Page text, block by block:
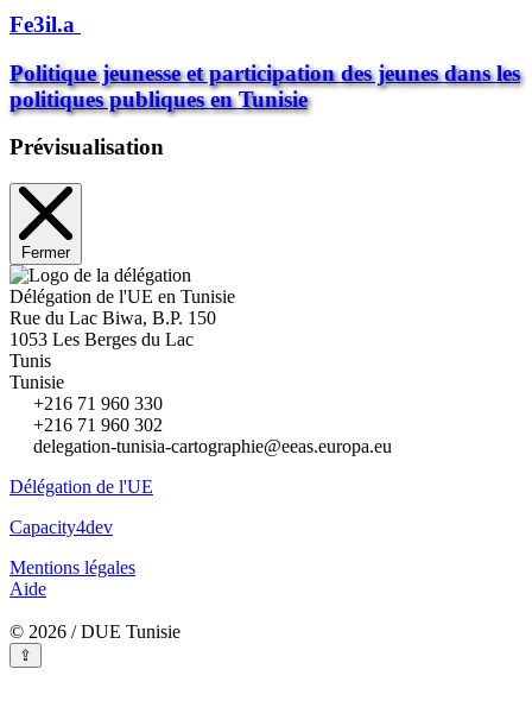
Fe3il.a
Politique jeunesse et participation des jeunes dans les
politiques publiques en Tunisie
Prévisualisation
Fermer
Délégation de l'UE en Tunisie
Rue du Lac Biwa, B.P. 150
1053 Les Berges du Lac
Tunis
Tunisie
+216 71 960 330
+216 71 960 302
delegation-tunisia-cartographie@eeas.europa.eu
Délégation de l'UE
Capacity4dev
Mentions légales
Aide
© 2026 / DUE Tunisie
⇪